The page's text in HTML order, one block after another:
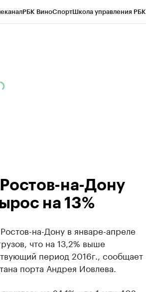
РБК ВиноСпортШкола управления РБК
на-Дону
на 13%
на-Дону в январе-апреле
что на 13,2% выше
период 2016г., сообщает
порта Андрея Иовлева.